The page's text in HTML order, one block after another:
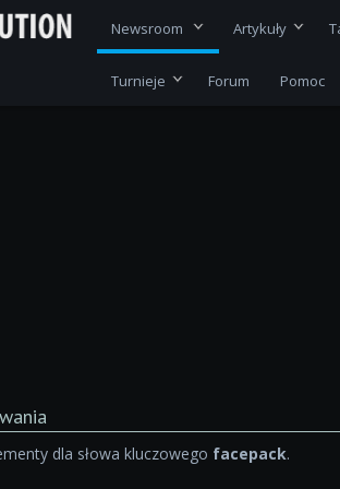
Newsroom Artykuły
Turnieje Forum Pomoc
dla słowa kluczowego facepack.